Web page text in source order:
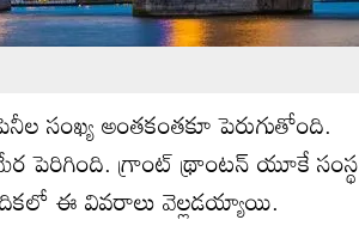
సంఖ్య అంతకంతకూ పెరుగుతోంది.
పెరిగింది. గ్రాంట్ థ్రాంటన్ యూకే సంస్థ
ఈ వివరాలు వెల్లడయ్యాయి.